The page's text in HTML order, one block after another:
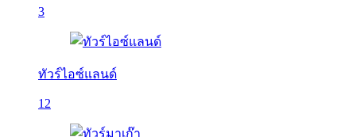
3
ทัวร์ไอซ์แลนด์
12